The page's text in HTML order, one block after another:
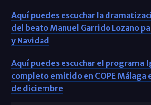
Aquí puedes escuchar la
del beato Manuel Garrido Lozano
y Navidad
Aquí puedes escuchar el programa
completo emitido en COPE Málaga
de diciembre